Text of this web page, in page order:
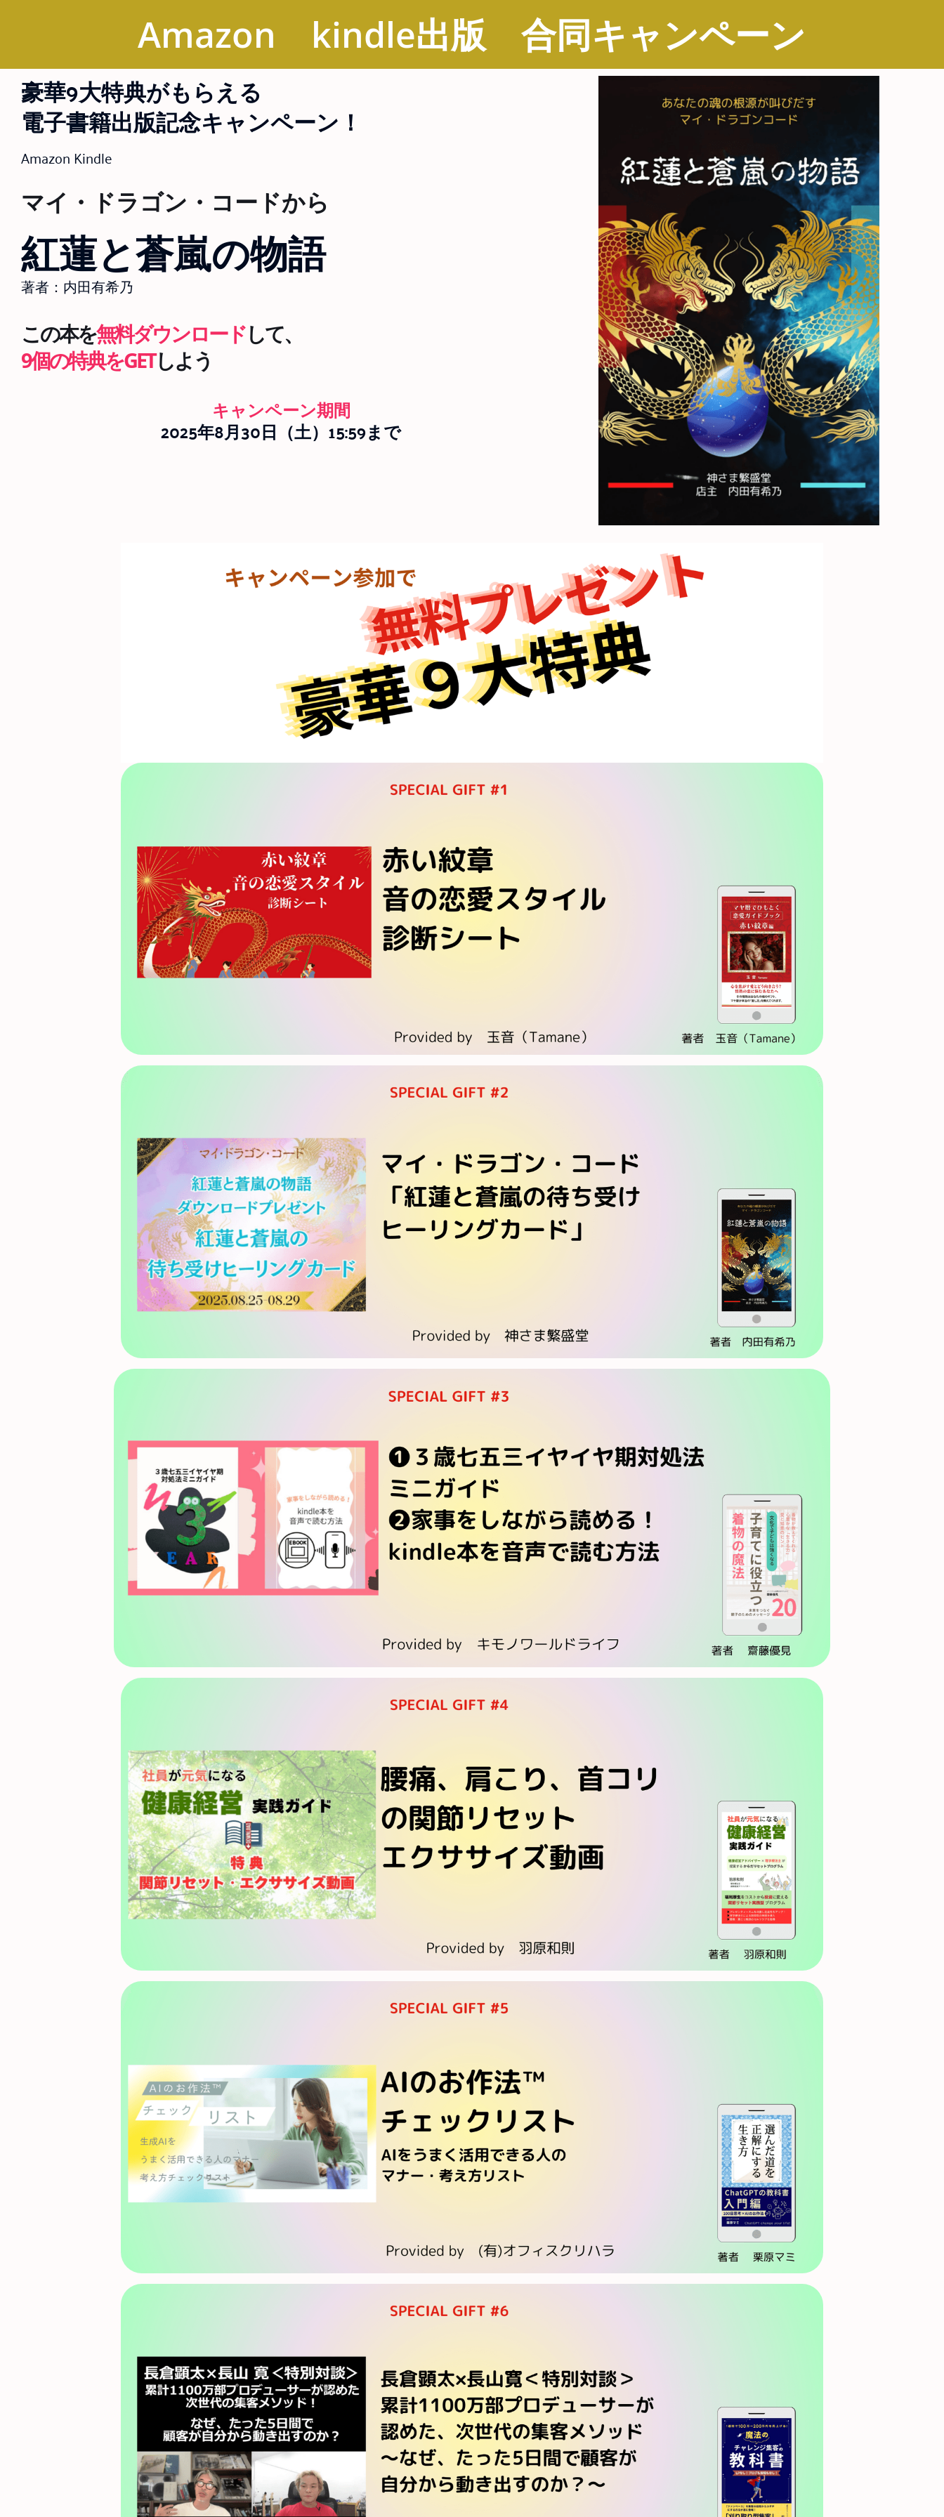
Amazon kindle出版 合同キャンペーン
豪華9大特典がもらえる
電子書籍出版記念キャンペーン！
Amazon Kindle
マイ・ドラゴン・コードから
紅蓮と蒼嵐の物語
著者：内田有希乃
この本を無料ダウンロードして、
9個の特典をGETしよう
キャンペーン期間
2025年8月30日（土）15:59まで